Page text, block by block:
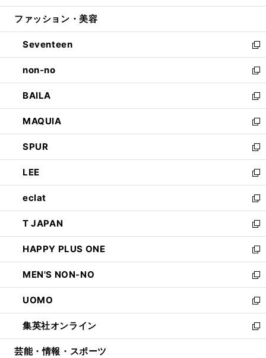
開
ウ
開
く
ン
ウ
で
開
く
ウ
ン
ド
ウ
で
開
く
ファッション・美容
Seventeen
新
し
い
ウ
ィ
ン
ド
ウ
で
開
く
non-no
新
し
い
ウ
ィ
ン
ド
ウ
で
開
く
BAILA
新
し
い
ウ
ィ
ン
ド
ウ
で
開
く
MAQUIA
新
し
い
ウ
ィ
ン
ド
ウ
で
開
く
SPUR
新
し
い
ウ
ィ
ン
ド
ウ
で
開
く
LEE
新
し
い
ウ
ィ
ン
ド
ウ
で
開
く
eclat
新
し
い
ウ
ィ
ン
ド
ウ
で
開
く
T JAPAN
新
し
い
ウ
ィ
ン
ド
ウ
で
開
HAPPY PLUS ONE
新
し
い
ウ
ィ
ン
ド
ウ
MEN'S NON-NO
新
し
い
ウ
ィ
ン
UOMO
新
し
い
ウ
集英社オンライン
新
し
芸能・情報・スポーツ